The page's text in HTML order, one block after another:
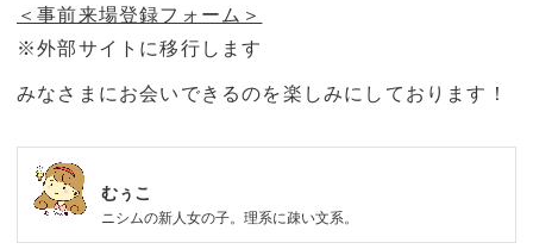
＜事前来場登録フォーム＞
※外部サイトに移行します
みなさまにお会いできるのを楽しみにしております！
むぅこ
ニシムの新人女の子。理系に疎い文系。